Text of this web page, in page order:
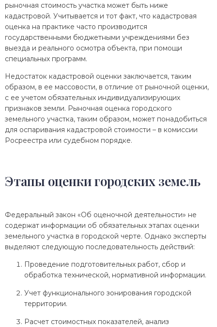
рыночная стоимость участка может быть ниже
кадастровой. Учитывается и тот факт, что кадастровая
оценка на практике часто производится
государственными бюджетными учреждениями без
выезда и реального осмотра объекта, при помощи
специальных программ.
Недостаток кадастровой оценки заключается, таким
образом, в ее массовости, в отличие от рыночной оценки,
с ее учетом обязательных индивидуализирующих
признаков земли. Рыночная оценка городского
земельного участка, таким образом, может понадобиться
для оспаривания кадастровой стоимости – в комиссии
Росреестра или судебном порядке.
Этапы оценки городских земель
Федеральный закон «Об оценочной деятельности» не
содержат информации об обязательных этапах оценки
земельного участка в городской черте. Однако эксперты
выделяют следующую последовательность действий:
Проведение подготовительных работ, сбор и
обработка технической, нормативной информации.
Учет функционального зонирования городской
территории.
Расчет стоимостных показателей, анализ